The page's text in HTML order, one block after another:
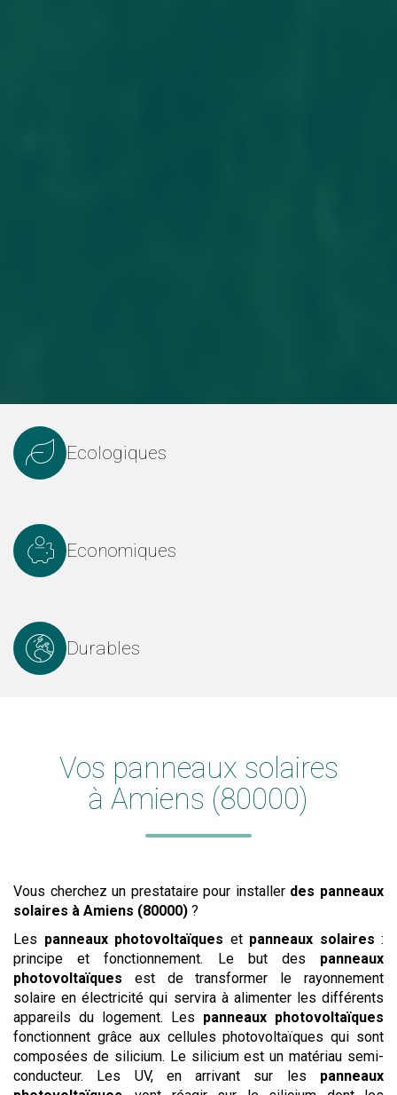
Ecologiques
Economiques
Durables
Vos panneaux solaires
à Amiens (80000)
Vous cherchez un prestataire pour installer des panneaux
solaires à Amiens (80000) ?
Les panneaux photovoltaïques et panneaux solaires :
principe et fonctionnement. Le but des panneaux
photovoltaïques est de transformer le rayonnement
solaire en électricité qui servira à alimenter les différents
appareils du logement. Les panneaux photovoltaïques
fonctionnent grâce aux cellules photovoltaïques qui sont
composées de silicium. Le silicium est un matériau semi-
conducteur. Les UV, en arrivant sur les panneaux